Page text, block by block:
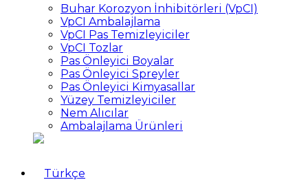
Buhar Korozyon İnhibitörleri (VpCI)
VpCI Ambalajlama
VpCI Pas Temizleyiciler
VpCI Tozlar
Pas Önleyici Boyalar
Pas Önleyici Spreyler
Pas Önleyici Kimyasallar
Yüzey Temizleyiciler
Nem Alıcılar
Ambalajlama Ürünleri